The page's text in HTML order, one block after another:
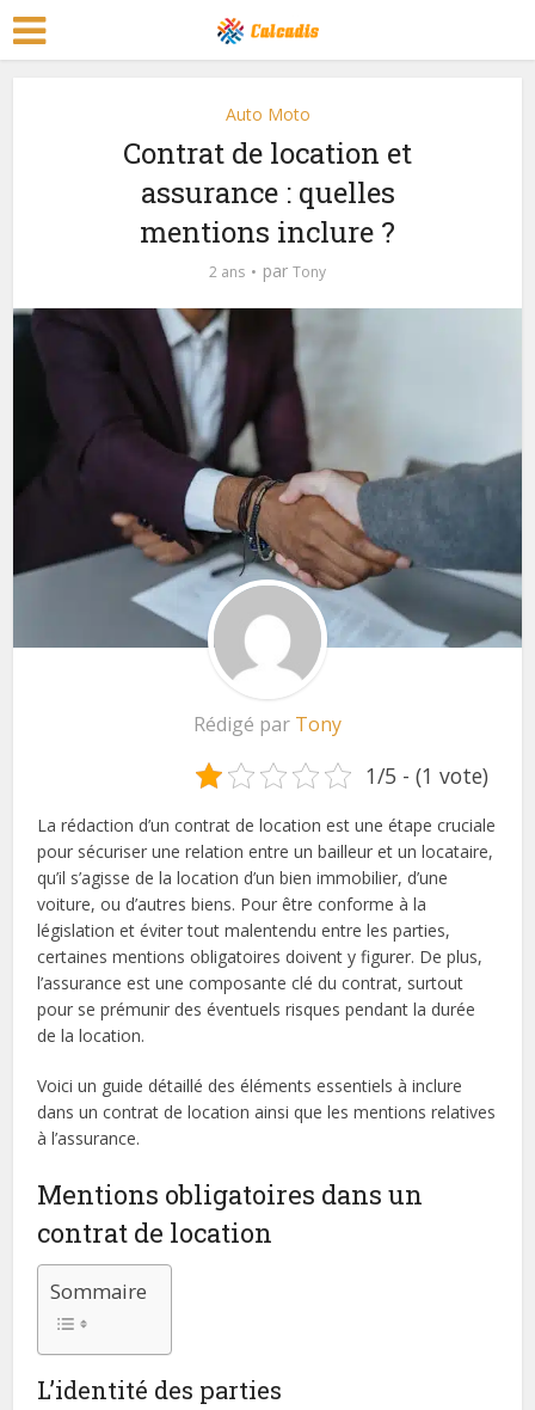
Auto Moto
Contrat de location et
assurance : quelles
mentions inclure ?
2 ans par Tony
Rédigé par Tony
1/5 - (1 vote)
La rédaction d’un contrat de location est une étape cruciale
pour sécuriser une relation entre un bailleur et un locataire,
qu’il s’agisse de la location d’un bien immobilier, d’une
voiture, ou d’autres biens. Pour être conforme à la
législation et éviter tout malentendu entre les parties,
certaines mentions obligatoires doivent y figurer. De plus,
l’assurance est une composante clé du contrat, surtout
pour se prémunir des éventuels risques pendant la durée
de la location.
Voici un guide détaillé des éléments essentiels à inclure
dans un contrat de location ainsi que les mentions relatives
à l’assurance.
Mentions obligatoires dans un
contrat de location
Sommaire
L’identité des parties